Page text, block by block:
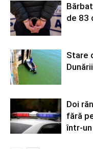
de 83
Stare
Dunării
Doi
fără
într-